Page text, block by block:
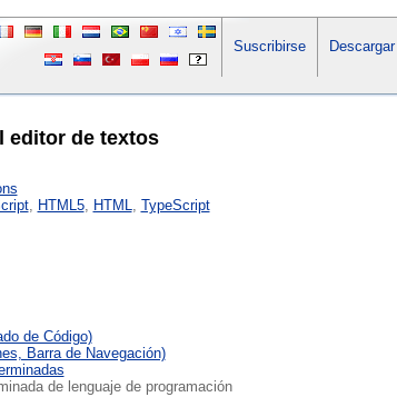
Suscribirse Descargar
editor de textos
, HTML5, HTML, TypeScript
de Código)
Barra de Navegación)
de lenguaje de programación